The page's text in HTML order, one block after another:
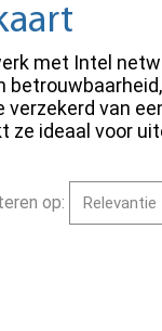
met Intel
van
ze ideaal voor
op: